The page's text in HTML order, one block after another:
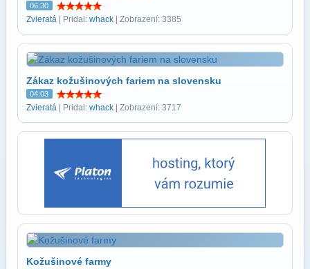
06:30
Zvieratá | Pridal: whack | Zobrazení: 3385
Zákaz kožušinových fariem na slovensku
04:03
Zvieratá | Pridal: whack | Zobrazení: 3717
Kožušinové farmy